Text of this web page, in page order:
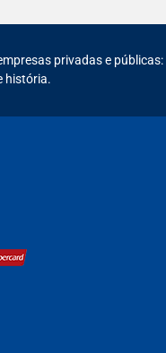
privadas e públicas:
história.